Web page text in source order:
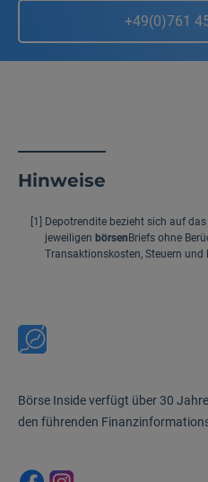
+49(0)761
Hinweise
[1]
Depotrendite bezieht sich auf
jeweiligen börsen Briefs ohne
Transaktionskosten, Steuern und
Börse Inside verfügt über 30
den führenden